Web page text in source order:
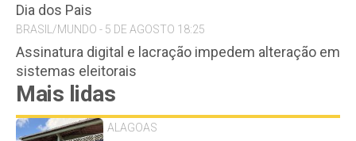
Dia dos Pais
BRASIL/MUNDO - 5 DE AGOSTO 18:25
Assinatura digital e lacração impedem alteração em
sistemas eleitorais
Mais lidas
ALAGOAS